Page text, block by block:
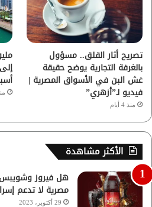
تصريح أثار القلق.. مسؤول
بالغرفة التجارية يوضح حقيقة
غش البن في الأسواق المصرية |
فيديو لـ”أزهري”
منذ 4 أيام
منذ
الأكثر مشاهدة
هل فيروز وشويبس
مصرية لا تدعم
29 أكتوبر، 2023